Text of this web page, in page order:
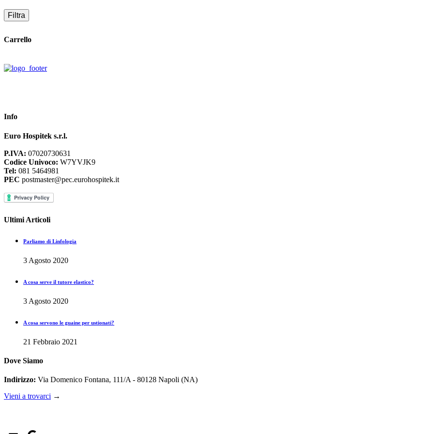
Filtra
Carrello
Info
Euro Hospitek s.r.l.
P.IVA: 07020730631
Codice Univoco: W7YVJK9
Tel: 081 5464981
PEC postmaster@pec.eurohospitek.it
Ultimi Articoli
Parliamo di Linfologia
3 Agosto 2020
A cosa serve il tutore elastico?
3 Agosto 2020
A cosa servono le guaine per ustionati?
21 Febbraio 2021
Dove Siamo
Indirizzo: Via Domenico Fontana, 111/A - 80128 Napoli (NA)
Vieni a trovarci →